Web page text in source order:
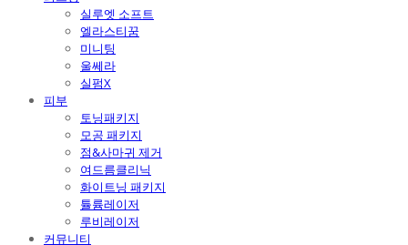
실루엣 소프트
엘라스티꿈
미니팅
울쎄라
실펌X
피부
토닝패키지
모공 패키지
점&사마귀 제거
여드름클리닉
화이트닝 패키지
튤륨레이저
루비레이저
커뮤니티